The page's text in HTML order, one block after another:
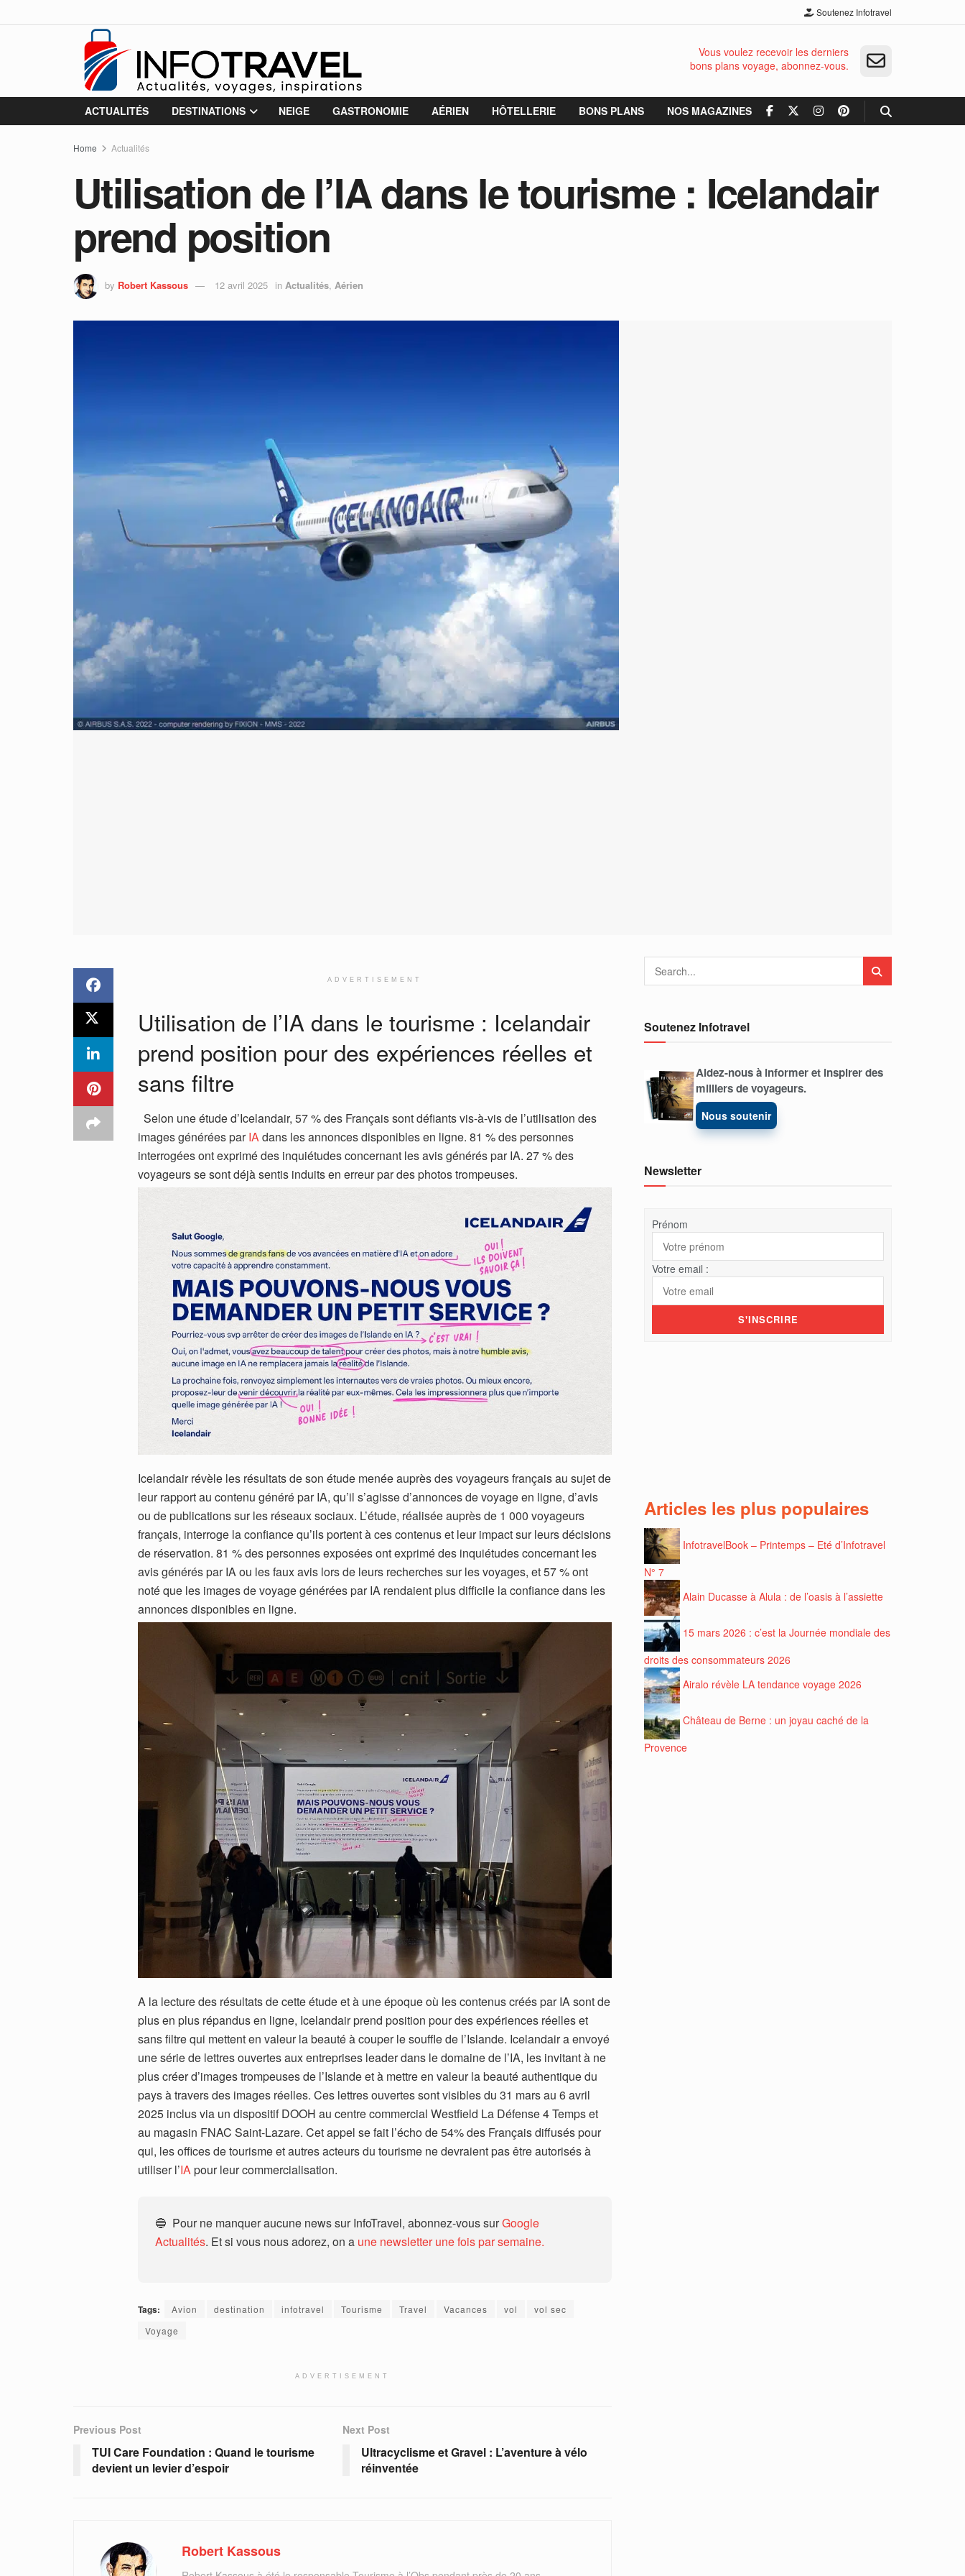
Soutenez Infotravel
Vous voulez recevoir les derniers
bons plans voyage, abonnez-vous.
ACTUALITÉS DESTINATIONS NEIGE GASTRONOMIE AÉRIEN HÔTELLERIE BONS PLANS NOS MAGAZINES
Home Actualités
Utilisation de l’IA dans le tourisme : Icelandair
prend position
by Robert Kassous 12 avril 2025 in Actualités, Aérien
ADVERTISEMENT
Utilisation de l’IA dans le tourisme : Icelandair
prend position pour des expériences réelles et
sans filtre
Selon une étude d’Icelandair, 57 % des Français sont défiants vis-à-vis de l’utilisation des
images générées parIAdans les annonces disponibles en ligne. 81 % des personnes
interrogées ont exprimé des inquiétudes concernant les avis générés par IA. 27 % des
voyageurs se sont déjà sentis induits en erreur par des photos trompeuses.
Icelandair révèle les résultats de son étude menée auprès des voyageurs français au sujet de
leur rapport au contenu généré par IA, qu’il s’agisse d’annonces de voyage en ligne, d’avis
ou de publications sur les réseaux sociaux. L’étude, réalisée auprès de 1 000 voyageurs
français, interroge la confiance qu’ils portent à ces contenus et leur impact sur leurs décisions
de réservation. 81 % des personnes exposées ont exprimé des inquiétudes concernant les
avis générés par IA ou les faux avis lors de leurs recherches sur les voyages, et 57 % ont
noté que les images de voyage générées par IA rendaient plus difficile la confiance dans les
annonces disponibles en ligne.
A la lecture des résultats de cette étude et à une époque où les contenus créés par IA sont de
plus en plus répandus en ligne, Icelandair prend position pour des expériences réelles et
sans filtre qui mettent en valeur la beauté à couper le souffle de l’Islande. Icelandair a envoyé
une série de lettres ouvertes aux entreprises leader dans le domaine de l’IA, les invitant à ne
plus créer d’images trompeuses de l’Islande et à mettre en valeur la beauté authentique du
pays à travers des images réelles. Ces lettres ouvertes sont visibles du 31 mars au 6 avril
2025 inclus via un dispositif DOOH au centre commercial Westfield La Défense 4 Temps et
au magasin FNAC Saint-Lazare. Cet appel se fait l’écho de 54% des Français diffusés pour
qui, les offices de tourisme et autres acteurs du tourisme ne devraient pas être autorisés à
utiliser l’IA pour leur commercialisation.
🔵 Pour ne manquer aucune news sur InfoTravel, abonnez-vous surGoogle
Actualités. Et si vous nous adorez, on a une newsletter une fois par semaine.
Tags: Avion destination infotravel Tourisme Travel Vacances vol
vol sec
Voyage
ADVERTISEMENT
Previous Post
TUI Care Foundation : Quand le tourisme
devient un levier d’espoir
Next Post
Ultracyclisme et Gravel : L’aventure à vélo
réinventée
Robert Kassous
Soutenez Infotravel
Aidez-nous à informer et inspirer des
milliers de voyageurs.
Nous soutenir
Newsletter
Prénom
Votre email :
Articles les plus populaires
InfotravelBook – Printemps – Eté d’Infotravel
N° 7
Alain Ducasse à Alula : de l’oasis à l’assiette
15 mars 2026 : c’est la Journée mondiale des
droits des consommateurs 2026
Airalo révèle LA tendance voyage 2026
Château de Berne : un joyau caché de la
Provence